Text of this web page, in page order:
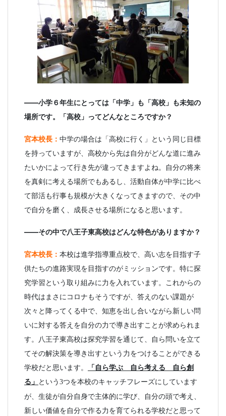
――小学６年生にとっては「中学」も「高校」も未知の
場所です。「高校」ってどんなところですか？
宮本校長： 中学の場合は「高校に行く」という同じ目標
を持っていますが、高校から先は自分がどんな道に進み
たいかによって行き先が違ってきますよね。自分の将来
を真剣に考える場所でもあるし、活動自体が中学に比べ
て部活も行事も規模が大きくなってきますので、その中
で自分を磨く、成長させる場所になると思います。
――その中で八王子東高校はどんな特色がありますか？
宮本校長： 本校は進学指導重点校で、高い志を目指す子
供たちの進路実現を目指すのがミッションです。特に探
究学習という取り組みに力を入れています。これからの
時代はまさにコロナもそうですが、答えのない課題が
次々と降ってくる中で、知恵を出し合いながら新しい問
いに対する答えを自分の力で導き出すことが求められま
す。八王子東高校は探究学習を通じて、自ら問いを立て
てその解決策を導き出すという力をつけることができる
学校だと思います。
「自ら学ぶ 自ら考える 自ら創
る」 という 3つを本校のキャッチフレーズにしています
が、生徒が自分自身で主体的に学び、自分の頭で考え、
新しい価値を自分で作る力を育てられる学校だと思って